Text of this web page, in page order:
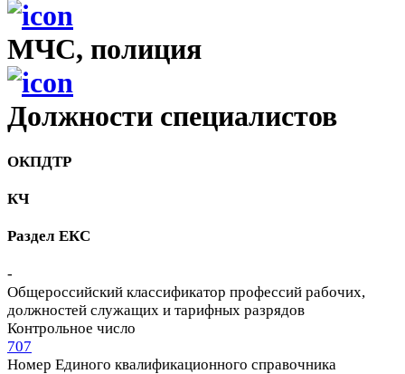
МЧС, полиция
Должности cпециалистов
ОКПДТР
КЧ
Раздел ЕКС
-
Общероссийский классификатор профессий рабочих,
должностей служащих и тарифных разрядов
Контрольное число
707
Номер Единого квалификационного справочника